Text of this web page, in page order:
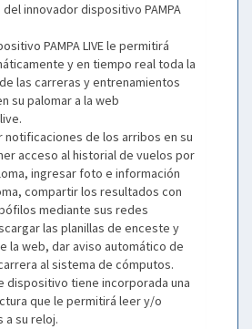
innovador dispositivo PAMPA
PAMPA LIVE le permitirá
y en tiempo real toda la
las carreras y entrenamientos
su palomar a la web
notificaciones de los arribos en su
acceso al historial de vuelos por
ingresar foto e información
compartir los resultados con
mediante sus redes
las planillas de enceste y
la web, dar aviso automático de
al sistema de cómputos.
dispositivo tiene incorporada una
que le permitirá leer y/o
a su reloj.